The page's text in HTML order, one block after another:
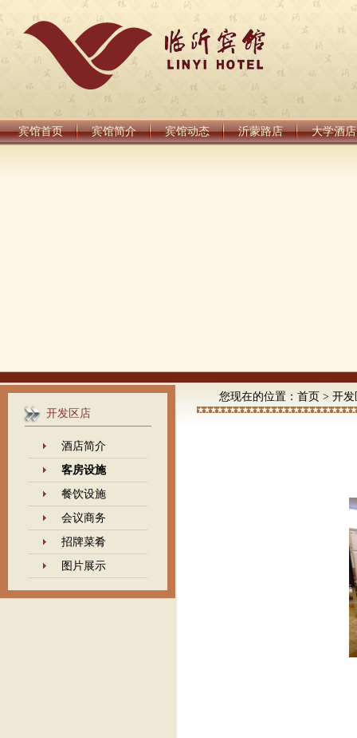
宾馆首页 宾馆简介 宾馆动态 沂蒙路店 大学酒店
开发区店
酒店简介
客房设施
餐饮设施
会议商务
招牌菜肴
图片展示
您现在的位置： 首页 > 开发